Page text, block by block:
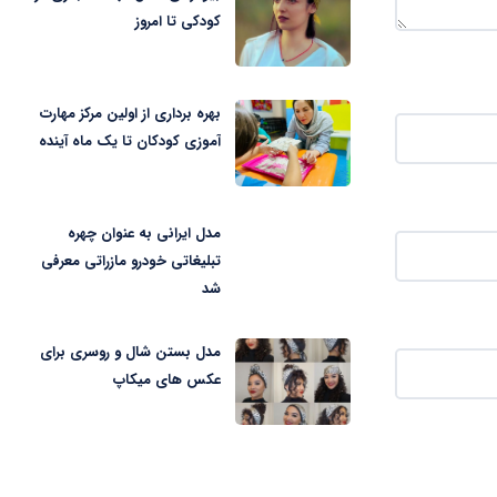
کودکی تا امروز
بهره برداری از اولین مرکز مهارت
آموزی کودکان تا یک ماه آینده
مدل ایرانی به عنوان چهره
تبلیغاتی خودرو مازراتی معرفی
شد
مدل بستن شال و روسری برای
عکس های میکاپ